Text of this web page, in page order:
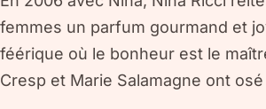
femmes un parfum gourmand et
féérique où le bonheur est le
Cresp et Marie Salamagne ont